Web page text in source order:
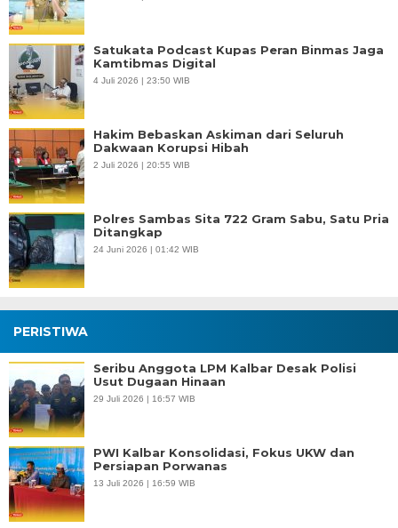
Satukata Podcast Kupas Peran Binmas Jaga
Kamtibmas Digital
4 Juli 2026 | 23:50 WIB
Hakim Bebaskan Askiman dari Seluruh
Dakwaan Korupsi Hibah
2 Juli 2026 | 20:55 WIB
Polres Sambas Sita 722 Gram Sabu, Satu Pria
Ditangkap
24 Juni 2026 | 01:42 WIB
PERISTIWA
Seribu Anggota LPM Kalbar Desak Polisi
Usut Dugaan Hinaan
29 Juli 2026 | 16:57 WIB
PWI Kalbar Konsolidasi, Fokus UKW dan
Persiapan Porwanas
13 Juli 2026 | 16:59 WIB